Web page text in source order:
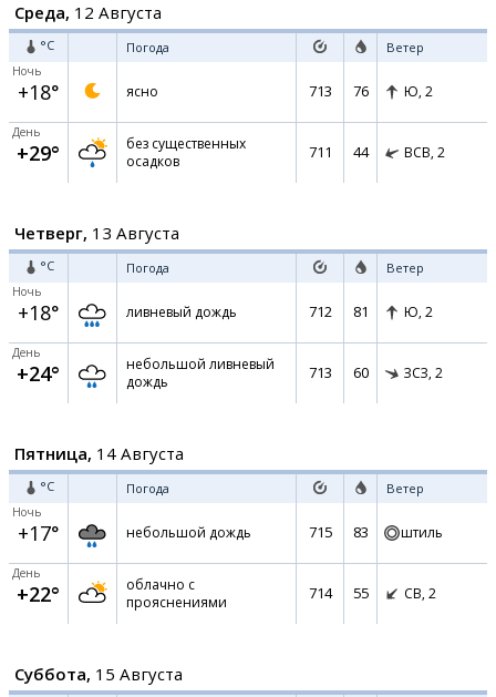
Среда, 12 Августа
°C Погода Ветер
Ночь
+18° ясно 713 76 Ю, 2
День
+29°
без существенных
осадков
711 44 ВСВ, 2
Четверг, 13 Августа
°C Погода Ветер
Ночь
+18° ливневый дождь 712 81 Ю, 2
День
+24°
небольшой ливневый
дождь
713 60 ЗСЗ, 2
Пятница, 14 Августа
°C Погода Ветер
Ночь
+17° небольшой дождь 715 83 штиль
День
+22°
облачно с
прояснениями
714 55 СВ, 2
Суббота, 15 Августа